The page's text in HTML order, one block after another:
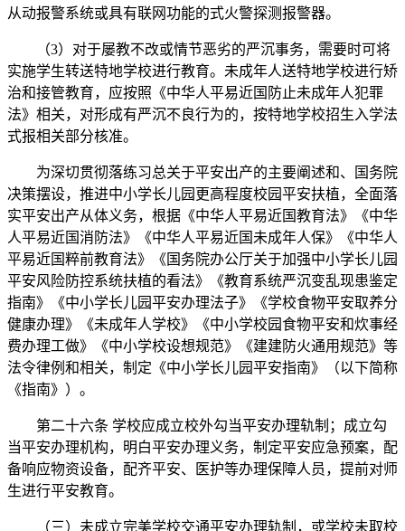
从动报警系统或具有联网功能的式火警探测报警器。
（3）对于屡教不改或情节恶劣的严沉事务，需要时可将
实施学生转送特地学校进行教育。未成年人送特地学校进行矫
治和接管教育，应按照《中华人平易近国防止未成年人犯罪
法》相关，对形成有严沉不良行为的，按特地学校招生入学法
式报相关部分核准。
为深切贯彻落练习总关于平安出产的主要阐述和、国务院
决策摆设，推进中小学长儿园更高程度校园平安扶植，全面落
实平安出产从体义务，根据《中华人平易近国教育法》《中华
人平易近国消防法》《中华人平易近国未成年人保》《中华人
平易近国粹前教育法》《国务院办公厅关于加强中小学长儿园
平安风险防控系统扶植的看法》《教育系统严沉变乱现患鉴定
指南》《中小学长儿园平安办理法子》《学校食物平安取养分
健康办理》《未成年人学校》《中小学校园食物平安和炊事经
费办理工做》《中小学校设想规范》《建建防火通用规范》等
法令律例和相关，制定《中小学长儿园平安指南》（以下简称
《指南》）。
第二十六条 学校应成立校外勾当平安办理轨制；成立勾
当平安办理机构，明白平安办理义务，制定平安应急预案，配
备响应物资设备，配齐平安、医护等办理保障人员，提前对师
生进行平安教育。
（三）未成立完美学校交通平安办理轨制，或学校未取校